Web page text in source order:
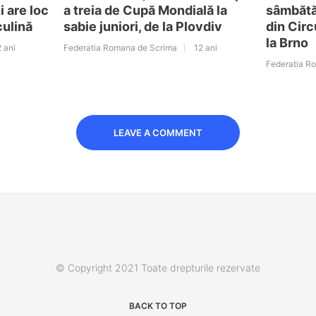
are loc
ani
a treia de Cupă Mondială la
sabie juniori, de la Plovdiv
Federatia Romana de Scrima 12 ani
din
la Brno
Federatia
LEAVE A COMMENT
© Copyright 2021 Toate drepturile rezervate
BACK TO TOP